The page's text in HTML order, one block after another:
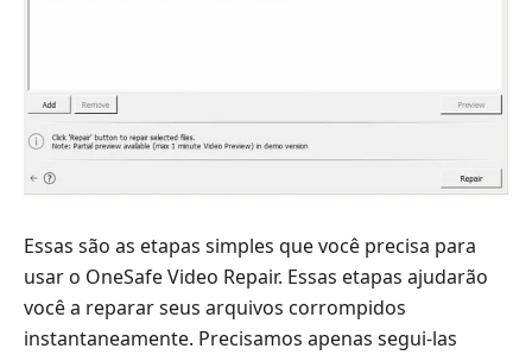
Essas são as etapas simples que você precisa para
usar o OneSafe Video Repair. Essas etapas ajudarão
você a reparar seus arquivos corrompidos
instantaneamente. Precisamos apenas segui-las